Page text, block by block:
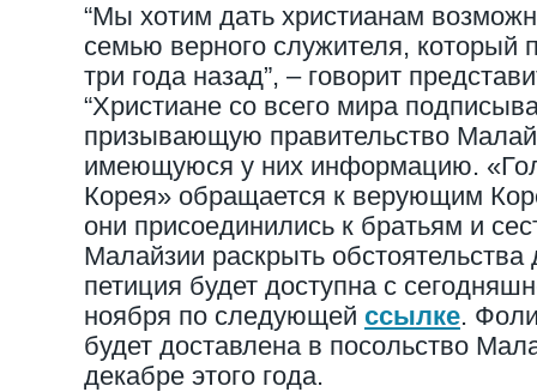
“Мы хотим дать христианам
семью верного служителя, который
три года назад”, – говорит
“Христиане со всего мира
призывающую правительство
имеющуюся у них информацию.
Корея» обращается к верующим
они присоединились к братьям и
Малайзии раскрыть обстоятельства
петиция будет доступна с
ноября по следующей ссылке.
будет доставлена в посольство
декабре этого года.